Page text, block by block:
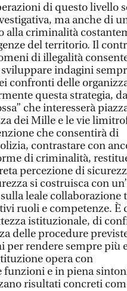
di questo livello
ma anche di
alla criminalità
del territorio. Il
di illegalità
indagini
confronti delle
questa strategia,
che interesserà
dei Mille e le vie
che consentirà di
contrastare con
di criminalità,
percezione di
si costruisca con
leale collaborazione
ruoli e competenze. È
istituzionale, di
delle procedure
per rendere sempre più
opera con
e in piena
risultati concreti